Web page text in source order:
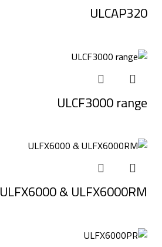
ULCAP320
ULCF3000 range
ULFX6000 & ULFX6000RM